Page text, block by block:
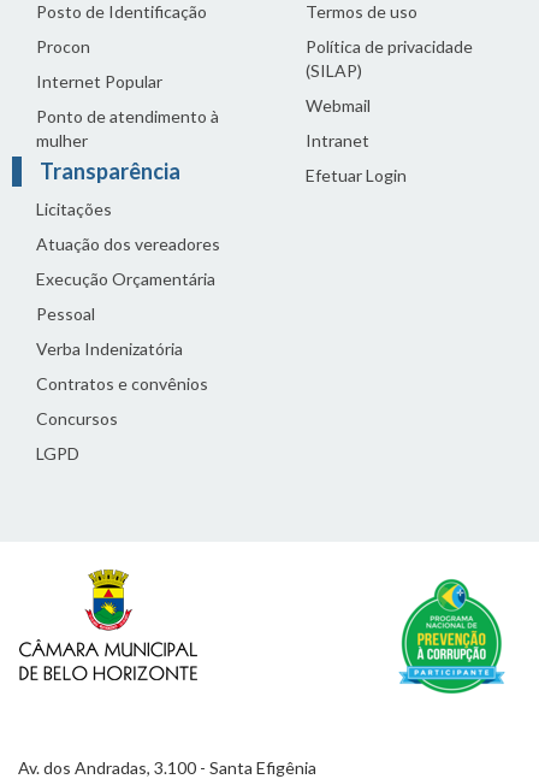
Posto de Identificação
Procon
Internet Popular
Ponto de atendimento à
mulher
Transparência
Licitações
Atuação dos vereadores
Execução Orçamentária
Pessoal
Verba Indenizatória
Contratos e convênios
Concursos
LGPD
Termos de uso
Política de privacidade
(SILAP)
Webmail
Intranet
Efetuar Login
Av. dos Andradas, 3.100 - Santa Efigênia